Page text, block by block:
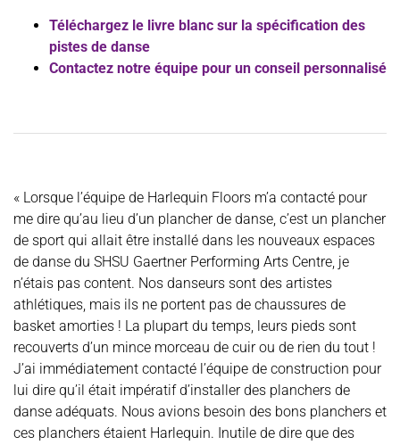
Téléchargez le livre blanc sur la spécification des
pistes de danse
Contactez notre équipe pour un conseil personnalisé
« Lorsque l’équipe de Harlequin Floors m’a contacté pour
me dire qu’au lieu d’un plancher de danse, c’est un plancher
de sport qui allait être installé dans les nouveaux espaces
de danse du SHSU Gaertner Performing Arts Centre, je
n’étais pas content. Nos danseurs sont des artistes
athlétiques, mais ils ne portent pas de chaussures de
basket amorties ! La plupart du temps, leurs pieds sont
recouverts d’un mince morceau de cuir ou de rien du tout !
J’ai immédiatement contacté l’équipe de construction pour
lui dire qu’il était impératif d’installer des planchers de
danse adéquats. Nous avions besoin des bons planchers et
ces planchers étaient Harlequin. Inutile de dire que des